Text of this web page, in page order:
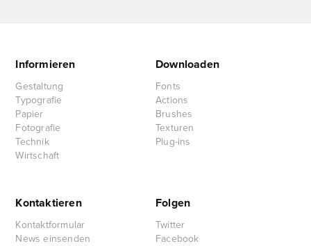
Informieren
Gestaltung
Typografie
Papier
Fotografie
Technik
Wirtschaft
Downloaden
Fonts
Actions
Brushes
Texturen
Plug-ins
Kontaktieren
Kontaktformular
News einsenden
Folgen
Twitter
Facebook